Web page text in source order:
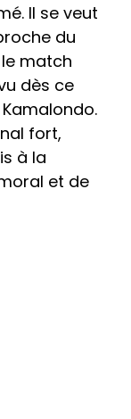
Il se veut
du
match
dès ce
fort,
à la
et de